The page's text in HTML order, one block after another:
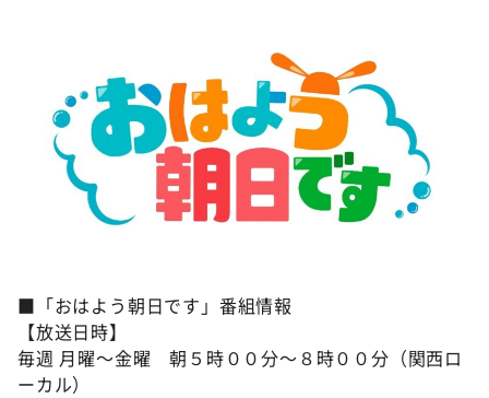
■「おはよう朝日です」番組情報
【放送日時】
毎週 月曜～金曜 朝５時００分～８時００分（関西ロ
ーカル）